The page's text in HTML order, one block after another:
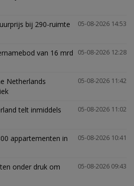
05-08-2026 14:53
bij 290-ruimte
05-08-2026 12:28
van 16 mrd
05-08-2026 11:42
Netherlands
05-08-2026 11:02
telt inmiddels
05-08-2026 10:41
appartementen in
05-08-2026 09:43
onder druk om